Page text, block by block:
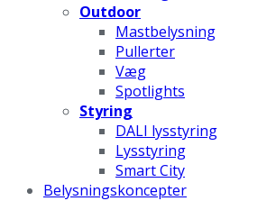
Outdoor
Mastbelysning
Pullerter
Væg
Spotlights
Styring
DALI lysstyring
Lysstyring
Smart City
Belysningskoncepter